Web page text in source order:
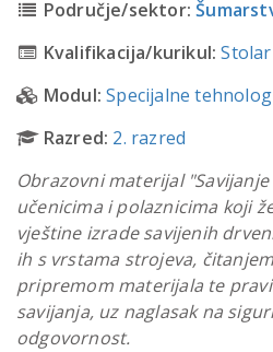
Područje/sektor:
Kvalifikacija/kurikul: Stolar
Modul: Specijalne
Razred: 2. razred
Obrazovni materijal
učenicima i polaznicima koji
vještine izrade savijenih
ih s vrstama strojeva,
pripremom materijala te
savijanja, uz naglasak na
odgovornost.